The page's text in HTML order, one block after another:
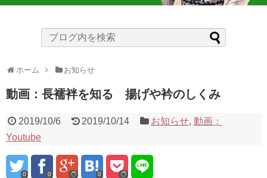
ホーム お知らせ
動画：長襦袢を知る 揚げや衿のしくみ
2019/10/6 2019/10/14 お知らせ,動画：
Youtube
0 0 0